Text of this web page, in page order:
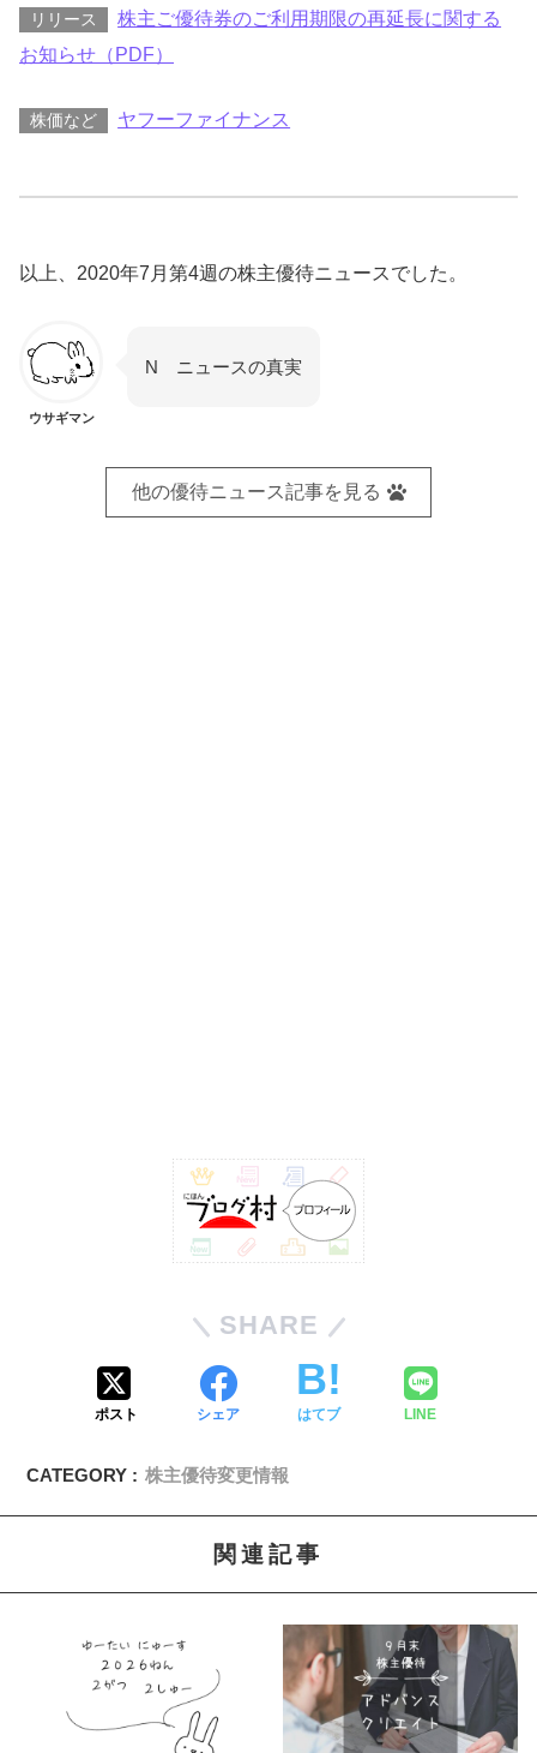
リリース
株主ご優待券のご利用期限の再延長に関する
お知らせ（PDF）
株価など ヤフーファイナンス
以上、2020年7月第4週の株主優待ニュースでした。
ウサギマン
N ニュースの真実
他の優待ニュース記事を見る
SHARE
ポスト シェア はてブ LINE
CATEGORY : 株主優待変更情報
関連記事